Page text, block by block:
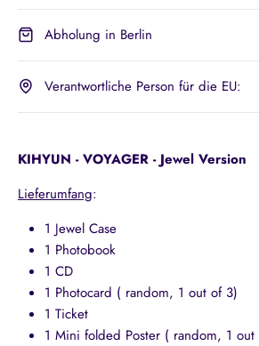
Abholung in Berlin
Verantwortliche Person für die EU:
KIHYUN - VOYAGER - Jewel Version
Lieferumfang:
1 Jewel Case
1 Photobook
1 CD
1 Photocard ( random, 1 out of 3)
1 Ticket
1 Mini folded Poster ( random, 1